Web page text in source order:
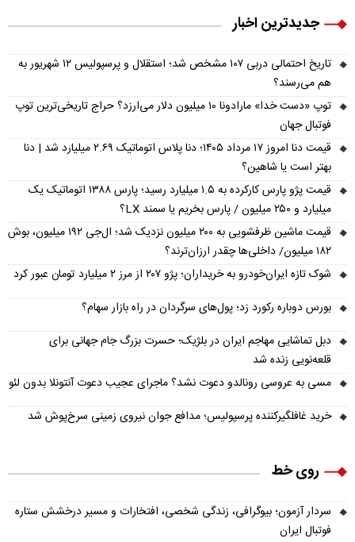
جدیدترین اخبار
تاریخ احتمالی دربی ۱۰۷ مشخص شد؛ استقلال و پرسپولیس ۱۲ شهریور به
هم می‌رسند؟
توپ «دست خدا» مارادونا ۱۰ میلیون دلار می‌ارزد؟ حراج تاریخی‌ترین توپ
فوتبال جهان
قیمت دنا امروز ۱۷ مرداد ۱۴۰۵؛ دنا پلاس اتوماتیک ۲.۶۹ میلیارد شد | دنا
بهتر است یا شاهین؟
قیمت پژو پارس کارکرده به ۱.۵ میلیارد رسید؛ پارس ۱۳۸۸ اتوماتیک یک
میلیارد و ۲۵۰ میلیون / پارس بخریم یا سمند LX؟
قیمت ماشین ظرفشویی به ۲۰۰ میلیون نزدیک شد؛ ال‌جی ۱۹۲ میلیون، بوش
۱۸۲ میلیون/ داخلی‌ها چقدر ارزان‌ترند؟
شوک تازه ایران‌خودرو به خریداران؛ پژو ۲۰۷ از مرز ۲ میلیارد تومان عبور کرد
بورس دوباره رکورد زد؛ پول‌های سرگردان در راه بازار سهام؟
دبل تماشایی مهاجم ایران در بلژیک؛ حسرت بزرگ جام جهانی برای
قلعه‌نویی زنده شد
مسی به عروسی رونالدو دعوت نشد؟ ماجرای عجیب دعوت آنتونلا بدون لئو
خرید غافلگیرکننده پرسپولیس؛ مدافع جوان نیروی زمینی سرخ‌پوش شد
روی خط
سردار آزمون؛ بیوگرافی، زندگی شخصی، افتخارات و مسیر درخشش ستاره
فوتبال ایران